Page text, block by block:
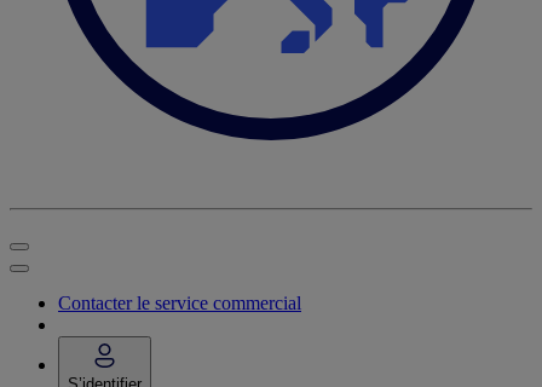
Contacter le service commercial